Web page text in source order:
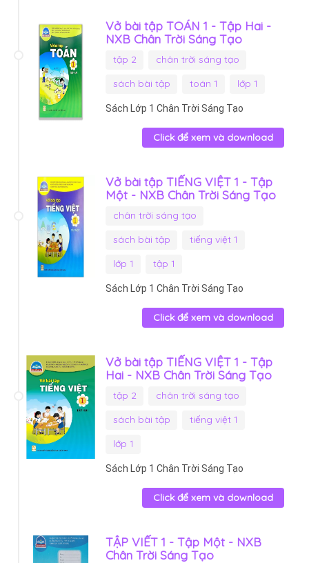
Vở bài tập TOÁN 1 - Tập Hai -
NXB Chân Trời Sáng Tạo
tập 2
chân trời sáng tạo
sách bài tập
toán 1 lớp 1
Sách Lớp 1 Chân Trời Sáng Tạo
Click để xem và download
Vở bài tập TIẾNG VIỆT 1 - Tập
Một - NXB Chân Trời Sáng Tạo
chân trời sáng tạo
sách bài tập
tiếng việt 1
lớp 1
tập 1
Sách Lớp 1 Chân Trời Sáng Tạo
Click để xem và download
Vở bài tập TIẾNG VIỆT 1 - Tập
Hai - NXB Chân Trời Sáng Tạo
tập 2
chân trời sáng tạo
sách bài tập
tiếng việt 1
lớp 1
Sách Lớp 1 Chân Trời Sáng Tạo
Click để xem và download
TẬP VIẾT 1 - Tập Một - NXB
Chân Trời Sáng Tạo